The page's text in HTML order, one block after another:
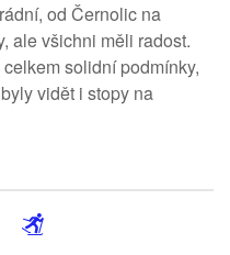
od Černolic na
ale všichni měli radost.
solidní podmínky,
vidět i stopy na